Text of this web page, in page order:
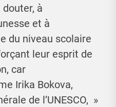
douter, à
et à
du niveau scolaire
leur esprit de
car
Irika Bokova,
de l’UNESCO, »